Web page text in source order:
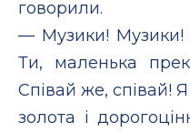
говорили.
— Музики! Музики!
Ти, маленька
Співай же, співай!
золота і